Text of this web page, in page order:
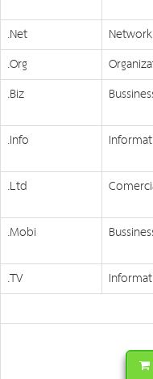
.Net
Network
.Org
.Biz
.Info
.Ltd
.Mobi
.TV